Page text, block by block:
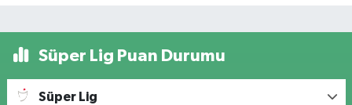
Süper Lig Puan Durumu
Süper Lig